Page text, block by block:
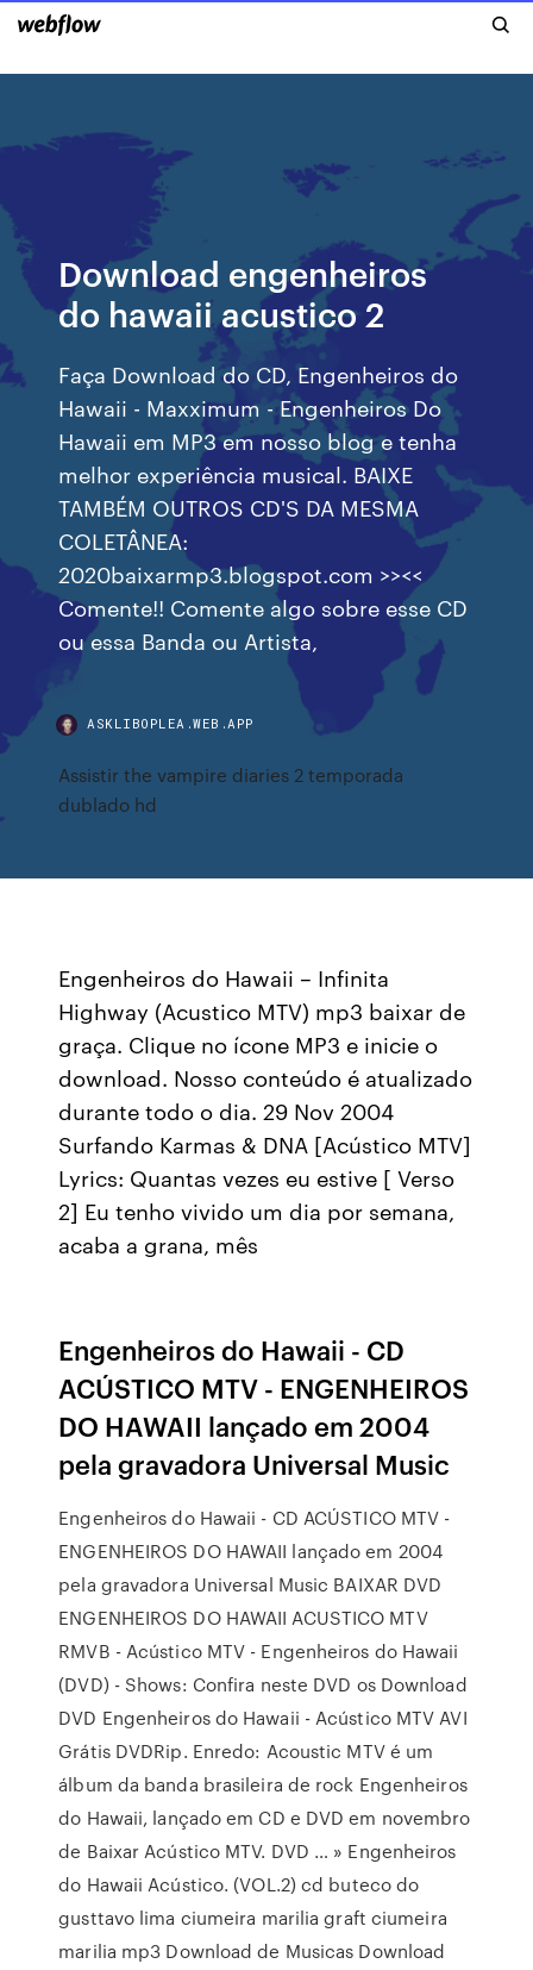
Download engenheiros
do hawaii acustico 2
Faça Download do CD, Engenheiros do
Hawaii - Maxximum - Engenheiros Do
Hawaii em MP3 em nosso blog e tenha
melhor experiência musical. BAIXE
TAMBÉM OUTROS CD'S DA MESMA
COLETÂNEA:
2020baixarmp3.blogspot.com >><<
Comente!! Comente algo sobre esse CD
ou essa Banda ou Artista,
ASKLIBOPLEA.WEB.APP
Assistir the vampire diaries 2 temporada
dublado hd
Engenheiros do Hawaii – Infinita
Highway (Acustico MTV) mp3 baixar de
graça. Clique no ícone MP3 e inicie o
download. Nosso conteúdo é atualizado
durante todo o dia. 29 Nov 2004
Surfando Karmas & DNA [Acústico MTV]
Lyrics: Quantas vezes eu estive [ Verso
2] Eu tenho vivido um dia por semana,
acaba a grana, mês
Engenheiros do Hawaii - CD
ACÚSTICO MTV - ENGENHEIROS
DO HAWAII lançado em 2004
pela gravadora Universal Music
Engenheiros do Hawaii - CD ACÚSTICO MTV -
ENGENHEIROS DO HAWAII lançado em 2004
pela gravadora Universal Music BAIXAR DVD
ENGENHEIROS DO HAWAII ACUSTICO MTV
RMVB - Acústico MTV - Engenheiros do Hawaii
(DVD) - Shows: Confira neste DVD os Download
DVD Engenheiros do Hawaii - Acústico MTV AVI
Grátis DVDRip. Enredo: Acoustic MTV é um
álbum da banda brasileira de rock Engenheiros
do Hawaii, lançado em CD e DVD em novembro
de Baixar Acústico MTV. DVD … » Engenheiros
do Hawaii Acústico. (VOL.2) cd buteco do
gusttavo lima ciumeira marilia graft ciumeira
marilia mp3 Download de Musicas Download